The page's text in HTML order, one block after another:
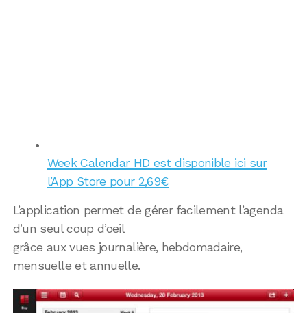
Week Calendar HD est disponible ici sur
l’App Store pour 2,69€
L’application permet de gérer facilement l’agenda
d’un seul coup d’oeil
grâce aux vues journalière, hebdomadaire,
mensuelle et annuelle.